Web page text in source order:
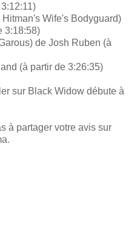
Wife's Bodyguard)
3:18:58)
de Josh Ruben (à
(à partir de 3:26:35)
sur Black Widow débute à
à partager votre avis sur